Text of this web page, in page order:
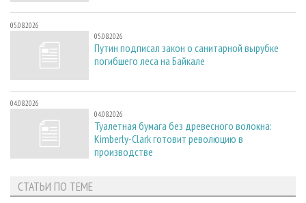
05.08.2026
05.08.2026
Путин подписал закон о санитарной вырубке
погибшего леса на Байкале
04.08.2026
04.08.2026
Туалетная бумага без древесного волокна:
Kimberly-Clark готовит революцию в
производстве
СТАТЬИ ПО ТЕМЕ